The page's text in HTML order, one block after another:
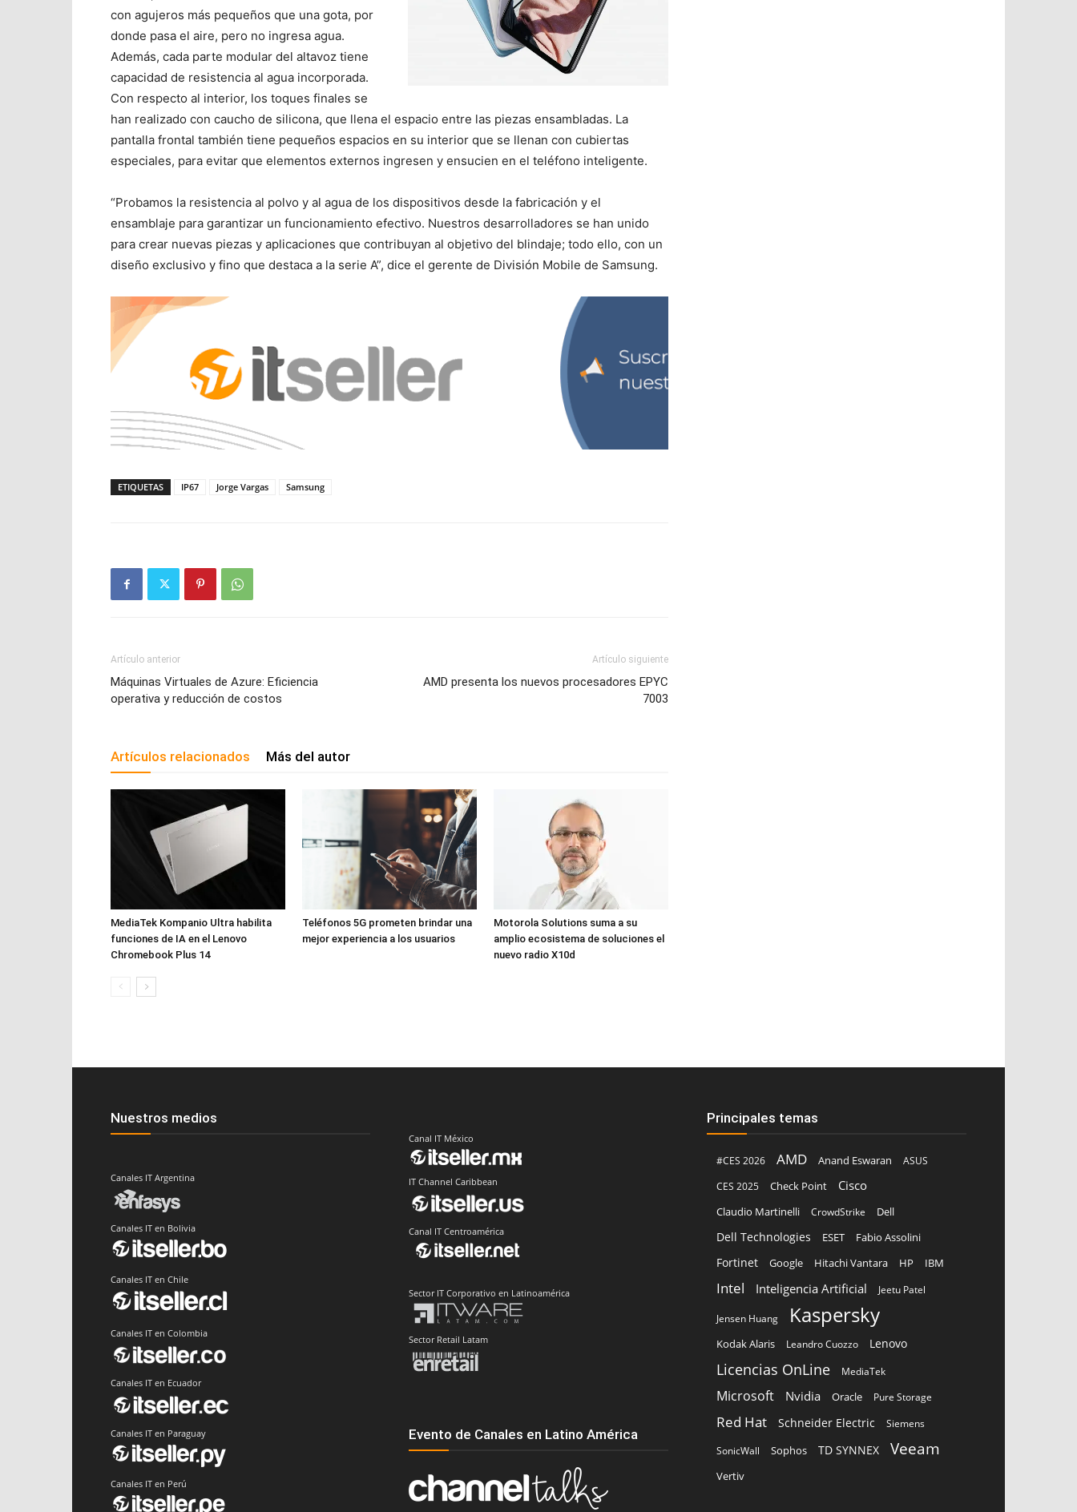
con agujeros más pequeños que una gota, por
donde pasa el aire, pero no ingresa agua.
Además, cada parte modular del altavoz tiene
capacidad de resistencia al agua incorporada.
Con respecto al interior, los toques finales se
han realizado con caucho de silicona, que llena el espacio entre las piezas ensambladas. La
pantalla frontal también tiene pequeños espacios en su interior que se llenan con cubiertas
especiales, para evitar que elementos externos ingresen y ensucien en el teléfono inteligente.
“Probamos la resistencia al polvo y al agua de los dispositivos desde la fabricación y el
ensamblaje para garantizar un funcionamiento efectivo. Nuestros desarrolladores se han unido
para crear nuevas piezas y aplicaciones que contribuyan al objetivo del blindaje; todo ello, con un
diseño exclusivo y fino que destaca a la serie A”, dice el gerente de División Mobile de Samsung.
ETIQUETAS IP67 Jorge Vargas Samsung
Artículo anterior
Máquinas Virtuales de Azure: Eficiencia
operativa y reducción de costos
Artículo siguiente
AMD presenta los nuevos procesadores EPYC
7003
Artículos relacionados Más del autor
MediaTek Kompanio Ultra habilita
funciones de IA en el Lenovo
Chromebook Plus 14
Teléfonos 5G prometen brindar una
mejor experiencia a los usuarios
Motorola Solutions suma a su
amplio ecosistema de soluciones el
nuevo radio X10d
Nuestros medios
Canales IT Argentina
Canales IT en Bolivia
Canales IT en Chile
Canales IT en Colombia
Canales IT en Ecuador
Canales IT en Paraguay
Canales IT en Perú
Canal IT México
IT Channel Caribbean
Canal IT Centroamérica
Sector IT Corporativo en Latinoamérica
Sector Retail Latam
Evento de Canales en Latino América
Principales temas
#CES 2026 AMD Anand Eswaran
ASUS
CES 2025
Check Point Cisco
Claudio Martinelli CrowdStrike Dell
Dell Technologies ESET Fabio Assolini
Fortinet Google Hitachi Vantara HP IBM
Intel Inteligencia Artificial Jeetu Patel
Jensen Huang Kaspersky
Kodak Alaris Leandro Cuozzo Lenovo
Licencias OnLine MediaTek
Microsoft Nvidia Oracle Pure Storage
Red Hat Schneider Electric
Siemens
SonicWall
Sophos TD SYNNEX Veeam
Vertiv